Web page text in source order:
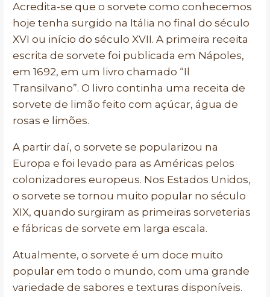
Acredita-se que o sorvete como conhecemos
hoje tenha surgido na Itália no final do século
XVI ou início do século XVII. A primeira receita
escrita de sorvete foi publicada em Nápoles,
em 1692, em um livro chamado “Il
Transilvano”. O livro continha uma receita de
sorvete de limão feito com açúcar, água de
rosas e limões.
A partir daí, o sorvete se popularizou na
Europa e foi levado para as Américas pelos
colonizadores europeus. Nos Estados Unidos,
o sorvete se tornou muito popular no século
XIX, quando surgiram as primeiras sorveterias
e fábricas de sorvete em larga escala.
Atualmente, o sorvete é um doce muito
popular em todo o mundo, com uma grande
variedade de sabores e texturas disponíveis.